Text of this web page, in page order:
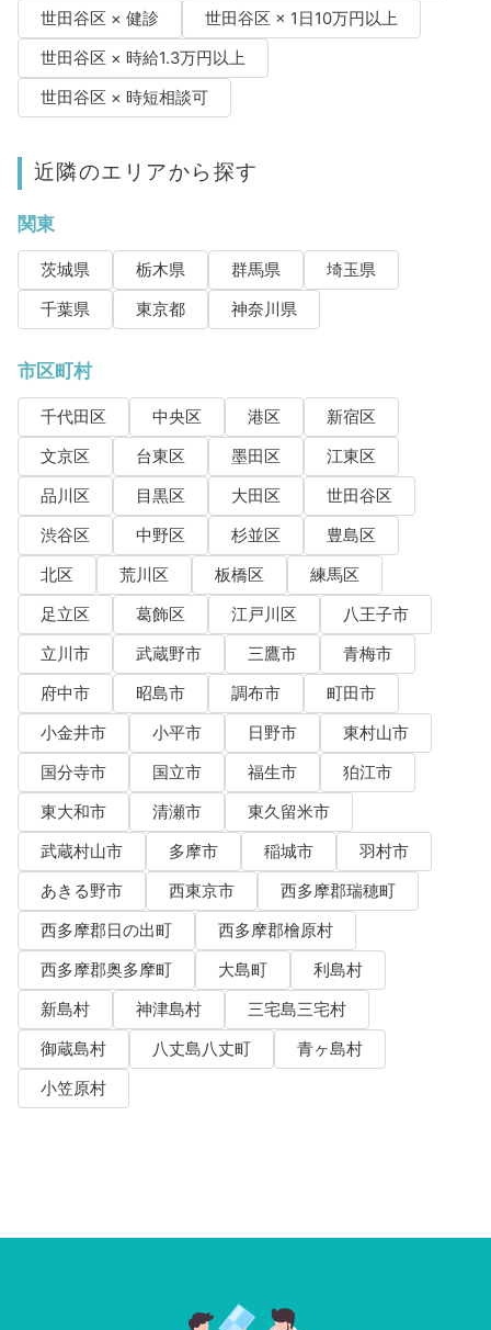
世田谷区 × 健診
世田谷区 × 1日10万円以上
世田谷区 × 時給1.3万円以上
世田谷区 × 時短相談可
近隣のエリアから探す
関東
茨城県 栃木県 群馬県
埼玉県
千葉県
東京都 神奈川県
市区町村
千代田区 中央区 港区
新宿区
文京区
台東区 墨田区
江東区
品川区
目黒区 大田区
世田谷区
渋谷区
中野区 杉並区
豊島区
北区
荒川区 板橋区
練馬区
足立区
葛飾区 江戸川区
八王子市
立川市
武蔵野市 三鷹市
青梅市
府中市
昭島市 調布市
町田市
小金井市
小平市 日野市
東村山市
国分寺市
国立市 福生市
狛江市
東大和市
清瀬市
東久留米市
武蔵村山市
多摩市 稲城市
羽村市
あきる野市
西東京市
西多摩郡瑞穂町
西多摩郡日の出町
西多摩郡檜原村
西多摩郡奥多摩町
大島町
利島村
新島村
神津島村
三宅島三宅村
御蔵島村
八丈島八丈町
青ヶ島村
小笠原村